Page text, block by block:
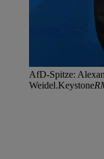
AfD-Spitze:
Weidel.Keystone